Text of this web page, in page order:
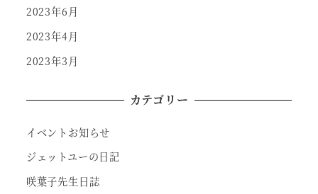
2023年6月
2023年4月
2023年3月
カテゴリー
イベントお知らせ
ジェットユーの日記
咲葉子先生日誌